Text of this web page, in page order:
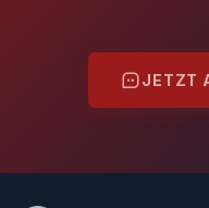
JETZT